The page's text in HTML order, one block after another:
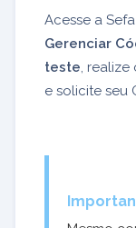
Acesse a
Gerenciar
teste,
e solicite seu